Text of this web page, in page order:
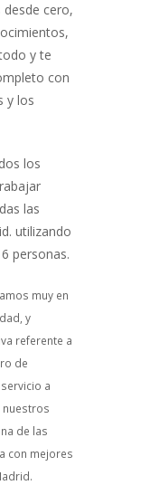
desde cero,
y te
con
y los
los
las
utilizando
personas.
muy en
y
referente a
de
a
nuestros
de las
con mejores